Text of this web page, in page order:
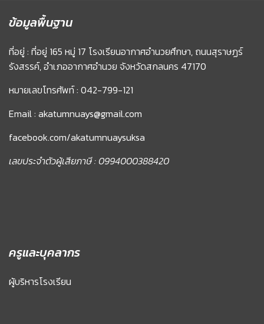
ข้อมูลพื้นฐาน
ที่อยู่ : ที่อยู่ 165 หมู่ 17 โรงเรียนอากาศอำนวยศึกษา, ถนนสุราษฏร์
รังสรรค์, อำเภออากาศอำนวย จังหวัดสกลนคร 47170
หมายเลขโทรศัพท์ : 042-799-121
Email : akatumnuays@gmail.com
facebook.com/akatumnuaysuksa
เลขประจำตัวผู้เสียภาษี : 0994000388420
ครูและบุคลากร
ผู้บริหารโรงเรียน